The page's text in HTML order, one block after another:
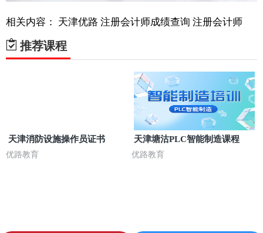
相关内容： 天津优路 注册会计师成绩查询 注册会计师
推荐课程
天津消防设施操作员证书
优路教育
天津塘沽PLC智能制造课程
优路教育